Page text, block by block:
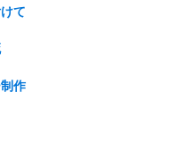
て
作